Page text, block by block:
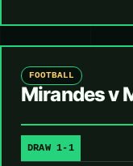
FOOTBALL
Mirandes v
DRAW 1-1